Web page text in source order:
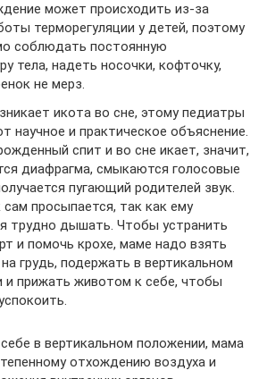
может происходить из-за
терморегуляции у детей, поэтому
соблюдать постоянную
тела, надеть носочки, кофточку,
не мерз.
икота во сне, этому педиатры
научное и практическое объяснение.
спит и во сне икает, значит,
диафрагма, смыкаются голосовые
пугающий родителей звук.
сам просыпается, так как ему
трудно дышать. Чтобы устранить
и помочь крохе, маме надо взять
грудь, подержать в вертикальном
и прижать животом к себе, чтобы
в вертикальном положении, мама
отхождению воздуха и